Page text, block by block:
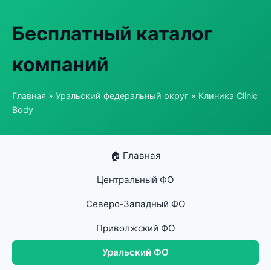
Бесплатный каталог
компаний
Главная » Уральский федеральный округ » Клиника Clinic
Body
🏠 Главная
Центральный ФО
Северо-Западный ФО
Приволжский ФО
Уральский ФО